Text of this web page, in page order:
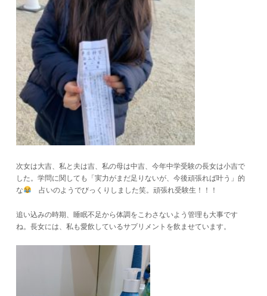
次女は大吉、私と夫は吉、私の母は中吉、今年中学受験の長女は小吉で
した。学問に関しても「実力がまだ足りないが、今後頑張れば叶う」的
な
占いのようでびっくりしました笑。頑張れ受験生！！！
追い込みの時期、睡眠不足から体調をこわさないよう管理も大事です
ね。長女には、私も愛飲しているサプリメントを飲ませています。